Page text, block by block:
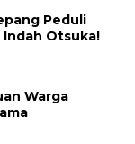
Peduli
Otsuka!
Warga